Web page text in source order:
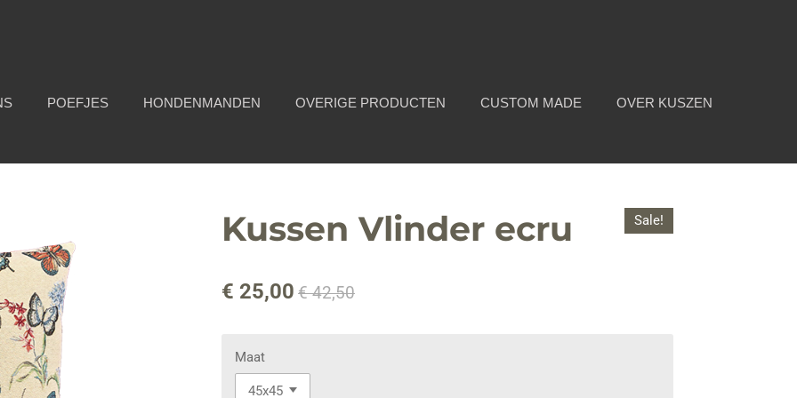
POEFJES HONDENMANDEN OVERIGE PRODUCTEN CUSTOM MADE
OVER KUSZEN
Kussen Vlinder ecru Sale!
€ 25,00 € 42,50
Maat